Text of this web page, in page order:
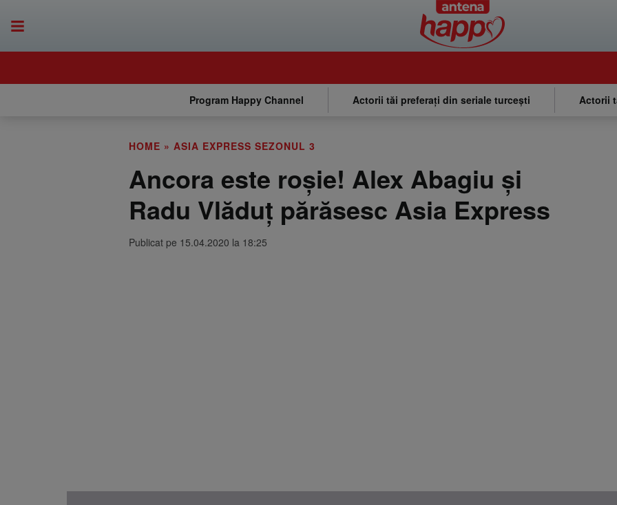
Program Happy Channel Actorii tăi preferați din seriale turcești Actorii
HOME » ASIA EXPRESS SEZONUL 3
Ancora este roșie! Alex Abagiu și
Radu Vlăduț părăsesc Asia Express
Publicat pe 15.04.2020 la 18:25